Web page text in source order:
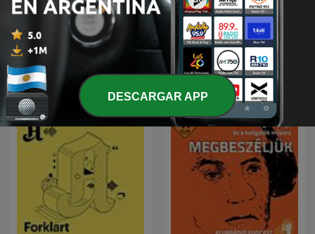
24 Oras Podcast Genstart
DESCARGAR APP